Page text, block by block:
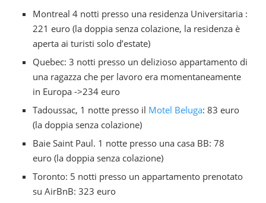
Montreal 4 notti presso una residenza Universitaria :
221 euro (la doppia senza colazione, la residenza è
aperta ai turisti solo d’estate)
Quebec: 3 notti presso un delizioso appartamento di
una ragazza che per lavoro era momentaneamente
in Europa ->234 euro
Tadoussac, 1 notte presso il Motel Beluga: 83 euro
(la doppia senza colazione)
Baie Saint Paul. 1 notte presso una casa BB: 78
euro (la doppia senza colazione)
Toronto: 5 notti presso un appartamento prenotato
su AirBnB: 323 euro